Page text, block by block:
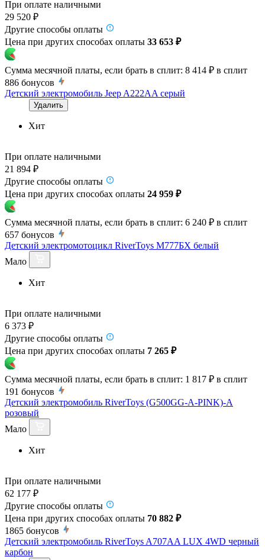
При оплате наличными
29 520 ₽
Другие способы оплаты
Цена при других способах оплаты 33 653 ₽
Сумма месячной платы, если брать в сплит: 8 414 ₽ в сплит
886 бонусов
Детский электромобиль Jeep A222AA серый
Удалить
Хит
При оплате наличными
21 894 ₽
Другие способы оплаты
Цена при других способах оплаты 24 959 ₽
Сумма месячной платы, если брать в сплит: 6 240 ₽ в сплит
657 бонусов
Детский электромотоцикл RiverToys М777БХ белый
Мало
Хит
При оплате наличными
6 373 ₽
Другие способы оплаты
Цена при других способах оплаты 7 265 ₽
Сумма месячной платы, если брать в сплит: 1 817 ₽ в сплит
191 бонусов
Детский электромобиль RiverToys (G500GG-A-PINK)-A
розовый
Мало
Хит
При оплате наличными
62 177 ₽
Другие способы оплаты
Цена при других способах оплаты 70 882 ₽
1865 бонусов
Детский электромобиль RiverToys A707AA LUX 4WD черный
карбон